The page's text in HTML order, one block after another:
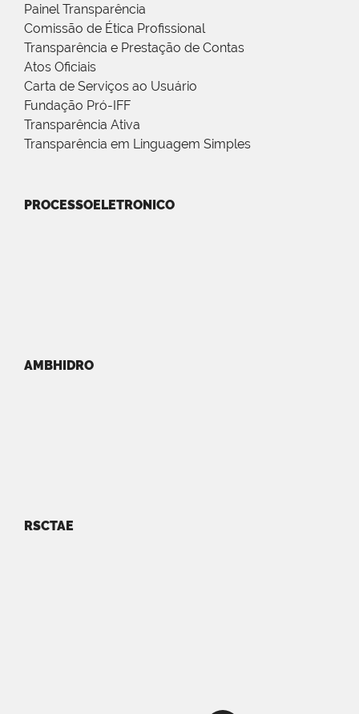
Painel Transparência
Comissão de Ética Profissional
Transparência e Prestação de Contas
Atos Oficiais
Carta de Serviços ao Usuário
Fundação Pró-IFF
Transparência Ativa
Transparência em Linguagem Simples
PROCESSOELETRONICO
AMBHIDRO
RSCTAE